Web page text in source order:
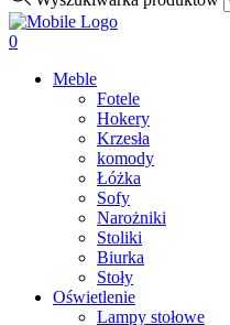
0
Meble
Fotele
Hokery
Krzesła
komody
Łóżka
Sofy
Narożniki
Stoliki
Biurka
Stoły
Oświetlenie
Lampy stołowe